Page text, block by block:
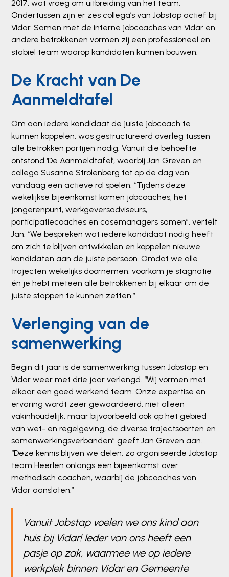
2017, wat vroeg om uitbreiding van het team.
Ondertussen zijn er zes collega’s van Jobstap actief bij
Vidar. Samen met de interne jobcoaches van Vidar en
andere betrokkenen vormen zij een professioneel en
stabiel team waarop kandidaten kunnen bouwen.
De Kracht van De
Aanmeldtafel
Om aan iedere kandidaat de juiste jobcoach te
kunnen koppelen, was gestructureerd overleg tussen
alle betrokken partijen nodig. Vanuit die behoefte
ontstond ‘De Aanmeldtafel’, waarbij Jan Greven en
collega Susanne Strolenberg tot op de dag van
vandaag een actieve rol spelen. “Tijdens deze
wekelijkse bijeenkomst komen jobcoaches, het
jongerenpunt, werkgeversadviseurs,
participatiecoaches en casemanagers samen”, vertelt
Jan. “We bespreken wat iedere kandidaat nodig heeft
om zich te blijven ontwikkelen en koppelen nieuwe
kandidaten aan de juiste persoon. Omdat we alle
trajecten wekelijks doornemen, voorkom je stagnatie
én je hebt meteen alle betrokkenen bij elkaar om de
juiste stappen te kunnen zetten.”
Verlenging van de
samenwerking
Begin dit jaar is de samenwerking tussen Jobstap en
Vidar weer met drie jaar verlengd. “Wij vormen met
elkaar een goed werkend team. Onze expertise en
ervaring wordt zeer gewaardeerd, niet alleen
vakinhoudelijk, maar bijvoorbeeld ook op het gebied
van wet- en regelgeving, de diverse trajectsoorten en
samenwerkingsverbanden” geeft Jan Greven aan.
“Deze kennis blijven we delen; zo organiseerde Jobstap
team Heerlen onlangs een bijeenkomst over
methodisch coachen, waarbij de jobcoaches van
Vidar aansloten.”
Vanuit Jobstap voelen we ons kind aan
huis bij Vidar! Ieder van ons heeft een
pasje op zak, waarmee we op iedere
werkplek binnen Vidar en Gemeente